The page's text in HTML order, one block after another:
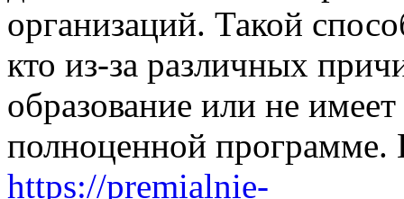
организаций. Такой
кто из-за различных
образование или не
полноценной программе.
https://premialnie-